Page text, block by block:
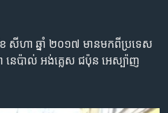
សីហា ឆ្នាំ ២០១៧ មាន​មកពី​ប្រទេស​
នេប៉ាល់ អង់គ្លេស ជប៉ុន អេស្ប៉ាញ